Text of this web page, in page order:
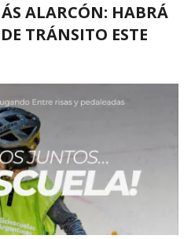
ALARCÓN: HABRÁ
TRÁNSITO ESTE